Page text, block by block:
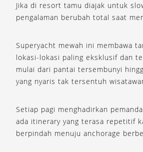
Jika di resort tamu diajak untuk
pengalaman berubah total saat
Superyacht mewah ini membawa
lokasi-lokasi paling eksklusif dan
mulai dari pantai tersembunyi
yang nyaris tak tersentuh
Setiap pagi menghadirkan
ada itinerary yang terasa repetitif
berpindah menuju anchorage